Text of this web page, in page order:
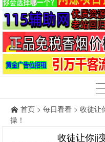
首页 > 每日看看 > 收徒让
操！
收徒让你jj